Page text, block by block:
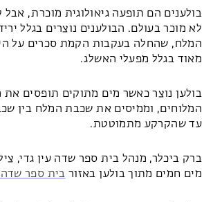
בולענים הם תופעה גיאולוגית מוכרת,
לא מוכר בעולם. הבולענים נוצרים בגלל
המלח, שהחלה בעקבות הקמת סכרים על
מאוד בגלל מפעלי האשלג.
בולען נוצר כאשר מים מתוקים תופסים את
המלוחים, וממיסים את שכבת המלח בין
עד שהקרקע מתמוטטת.
ברק ביכלר, מנהל בית ספר שדה עין גדי,
מים חמים מתוך בולען באזור בית ספר שדה